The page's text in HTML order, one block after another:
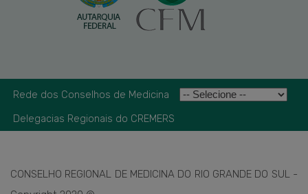
Rede dos Conselhos de Medicina
Delegacias Regionais do CREMERS
CONSELHO REGIONAL DE MEDICINA DO RIO GRANDE DO SUL -